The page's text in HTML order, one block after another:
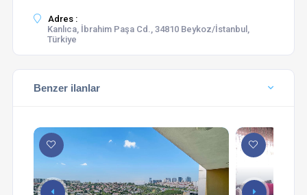
Adres :
Kanlıca, İbrahim Paşa Cd., 34810 Beykoz/İstanbul,
Türkiye
Benzer ilanlar